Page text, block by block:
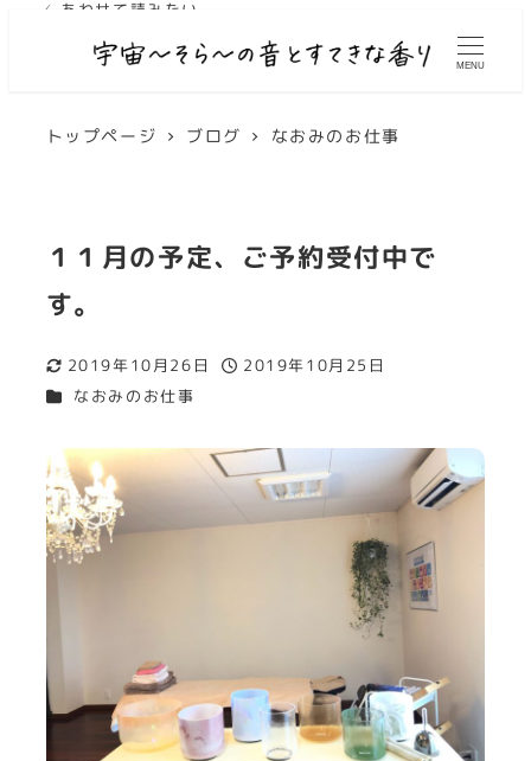
MENU
トップページ ブログ なおみのお仕事
１１月の予定、ご予約受付中で
す。
更新日
2019年10月26日
投稿日
2019年10月25日
カテゴリー
なおみのお仕事
✓ あわせて読みたい
✓ あわせて読みたい